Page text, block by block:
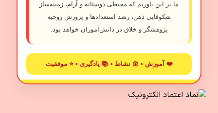
ما بر این باوریم که محیطی دوستانه و آرام، زمینه‌ساز
شکوفایی ذهن، رشد استعدادها و پرورش روحیه
پژوهشگر و خلاق در دانش‌آموزان خواهد بود.
❤️ آموزش • 🌼 نشاط • 📚 یادگیری • ⭐ موفقیت